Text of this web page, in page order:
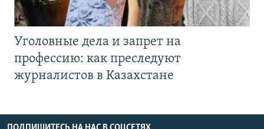
Уголовные дела и запрет на
профессию: как преследуют
журналистов в Казахстане